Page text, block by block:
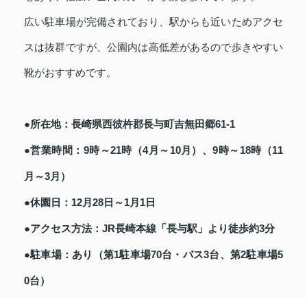
広い駐車場が完備されており、駅からも近いためアクセ
スは抜群ですが、公園内は高低差があるので歩きやすい
靴がおすすめです。
●所在地：長崎県西彼杵郡長与町吉無田郷61-1
●営業時間：9時～21時（4月～10月）、9時～18時（11
月～3月）
●休園日：12月28日～1月1日
●アクセス方法：JR長崎本線「長与駅」より徒歩約3分
●駐車場：あり（第1駐車場70台・バス3台、第2駐車場5
0台）